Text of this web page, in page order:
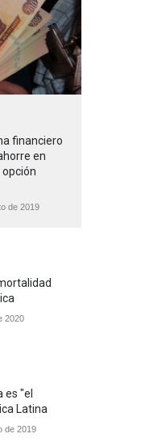
financiero
en
de 2019
2020
es "el
Latina
de 2019